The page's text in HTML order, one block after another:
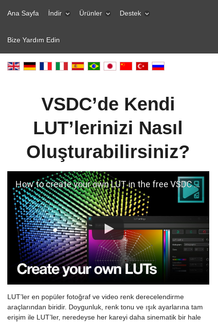
Ana Sayfa İndir Ürünler Destek
Bize Yardım Edin
VSDC’de Kendi
LUT’lerinizi Nasıl
Oluşturabilirsiniz?
How to create your own LUT in the free VSDC editor
LUT’ler en popüler fotoğraf ve video renk derecelendirme
araçlarından biridir. Doygunluk, renk tonu ve ışık ayarlarına tam
erişim ile LUT’ler, neredeyse her kareyi daha sinematik bir hale